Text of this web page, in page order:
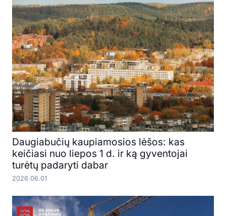
Daugiabučių kaupiamosios lėšos: kas
keičiasi nuo liepos 1 d. ir ką gyventojai
turėtų padaryti dabar
2026.06.01